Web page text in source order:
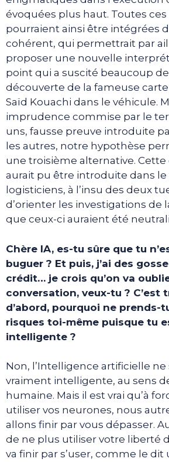
évoquées plus haut. Toutes ces
pourraient ainsi être intégrées
cohérent, qui permettrait par
proposer une nouvelle
point qui a suscité beaucoup
découverte de la fameuse
Saïd Kouachi dans le véhicule.
imprudence commise par le
uns, fausse preuve introduite
les autres, notre hypothèse
une troisième alternative. Cette
aurait pu être introduite dans le
logisticiens, à l’insu des deux
d’orienter les investigations de
que ceux-ci auraient été
Chère IA, es-tu sûre que tu
buguer ? Et puis, j’ai des
crédit… je crois qu’on va
conversation, veux-tu ? C’est
d’abord, pourquoi ne prends-
risques toi-même puisque tu
intelligente ?
Non, l’Intelligence artificielle ne
vraiment intelligente, au sens
humaine. Mais il est vrai qu’à
utiliser vos neurones, nous
allons finir par vous dépasser.
de ne plus utiliser votre liberté
va finir par s’user, comme le